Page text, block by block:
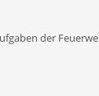
der